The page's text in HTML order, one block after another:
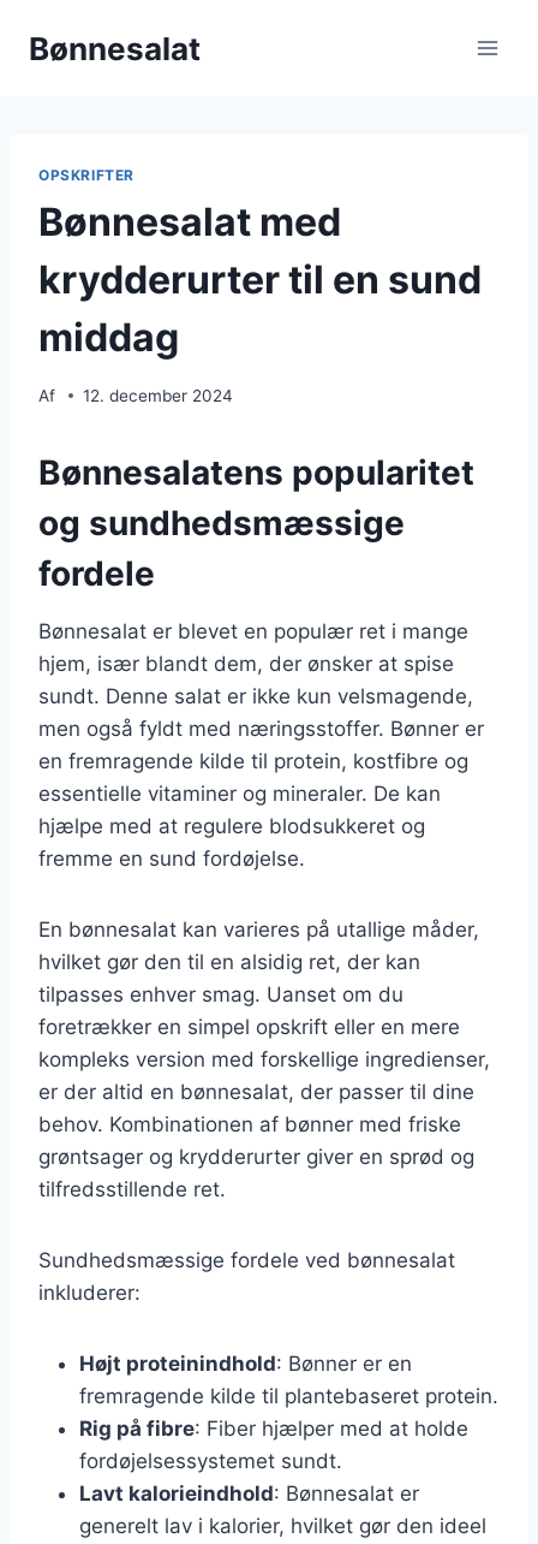
Bønnesalat
OPSKRIFTER
Bønnesalat med
krydderurter til en sund
middag
Af 12. december 2024
Bønnesalatens popularitet
og sundhedsmæssige
fordele
Bønnesalat er blevet en populær ret i mange
hjem, især blandt dem, der ønsker at spise
sundt. Denne salat er ikke kun velsmagende,
men også fyldt med næringsstoffer. Bønner er
en fremragende kilde til protein, kostfibre og
essentielle vitaminer og mineraler. De kan
hjælpe med at regulere blodsukkeret og
fremme en sund fordøjelse.
En bønnesalat kan varieres på utallige måder,
hvilket gør den til en alsidig ret, der kan
tilpasses enhver smag. Uanset om du
foretrækker en simpel opskrift eller en mere
kompleks version med forskellige ingredienser,
er der altid en bønnesalat, der passer til dine
behov. Kombinationen af bønner med friske
grøntsager og krydderurter giver en sprød og
tilfredsstillende ret.
Sundhedsmæssige fordele ved bønnesalat
inkluderer:
Højt proteinindhold: Bønner er en
fremragende kilde til plantebaseret protein.
Rig på fibre: Fiber hjælper med at holde
fordøjelsessystemet sundt.
Lavt kalorieindhold: Bønnesalat er
generelt lav i kalorier, hvilket gør den ideel